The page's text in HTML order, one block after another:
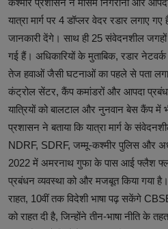
यात्रा मार्ग पर 4 डॉप्लर वेदर रडार लगाए
जानकारी देंगे। साथ ही 25 संवेदनशील
गई हैं। अधिकारियों के मुताबिक, रडार
तेज हवाओं जैसी घटनाओं का पहले से पता
कंट्रोल सेंटर, कैंप कमांडरों और आपदा
यात्रियों को बालटाल और नुनवान बेस कैंप में
प्रशासन ने बताया कि यात्रा मार्ग के
NDRF, SDRF, जम्मू-कश्मीर पुलिस और
2022 में अमरनाथ गुफा के पास आई फ्लैश
प्रबंधन व्यवस्था को और मजबूत किया गया
राहत, 10वीं तक विदेशी भाषा पढ़ सकेंगे
को राहत दी है, जिन्होंने तीन-भाषा नीति के